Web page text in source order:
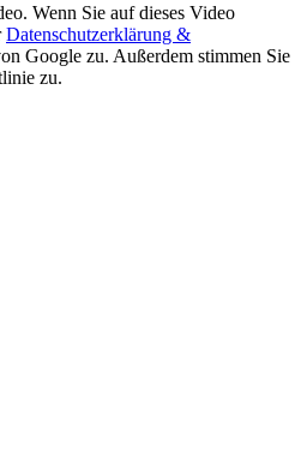
Wenn Sie auf dieses Video
Datenschutzerklärung &
Google zu. Außerdem stimmen Sie
zu.